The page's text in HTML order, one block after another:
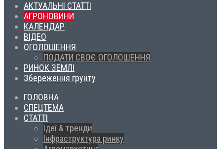
АКТУАЛЬНІ СТАТТІ
АГРОНОВИНИ
КАЛЕНДАР
ВІДЕО
ОГОЛОШЕННЯ
ПОДАТИ СВОЄ ОГОЛОШЕННЯ
РИНОК ЗЕМЛІ
Збереження грунту
ГОЛОВНА
СПЕЦТЕМА
СТАТТІ
Ідеї & тренди
Інфраструктура ринку